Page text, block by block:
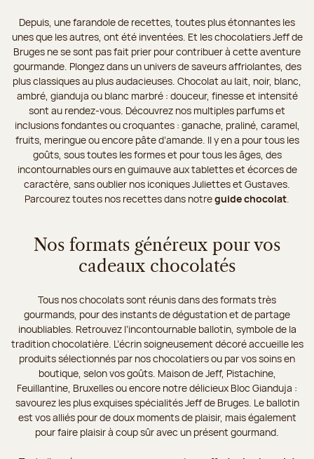
Depuis, une farandole de recettes, toutes plus étonnantes les
unes que les autres, ont été inventées. Et les chocolatiers Jeff de
Bruges ne se sont pas fait prier pour contribuer à cette aventure
gourmande. Plongez dans un univers de saveurs affriolantes, des
plus classiques au plus audacieuses. Chocolat au lait, noir, blanc,
ambré, gianduja ou blanc marbré : douceur, finesse et intensité
sont au rendez-vous. Découvrez nos multiples parfums et
inclusions fondantes ou croquantes : ganache, praliné, caramel,
fruits, meringue ou encore pâte d’amande. Il y en a pour tous les
goûts, sous toutes les formes et pour tous les âges, des
incontournables ours en guimauve aux tablettes et écorces de
caractère, sans oublier nos iconiques Juliettes et Gustaves.
Parcourez toutes nos recettes dans notreguide chocolat
Nos formats généreux pour vos
cadeaux chocolatés
Tous nos chocolats sont réunis dans des formats très
gourmands, pour des instants de dégustation et de partage
inoubliables. Retrouvez l’incontournable ballotin, symbole de la
tradition chocolatière. L’écrin soigneusement décoré accueille les
produits sélectionnés par nos chocolatiers ou par vos soins en
boutique, selon vos goûts. Maison de Jeff, Pistachine,
Feuillantine, Bruxelles ou encore notre délicieux Bloc Gianduja :
savourez les plus exquises spécialités Jeff de Bruges. Le ballotin
est vos alliés pour de doux moments de plaisir, mais également
pour faire plaisir à coup sûr avec un présent gourmand.